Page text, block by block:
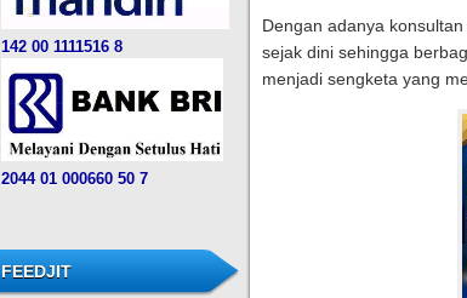
142 00 1111516 8
204401 000660 50 7
FEEDJIT
Dengan adanya
sejak dini sehingga
menjadi sengketa yang